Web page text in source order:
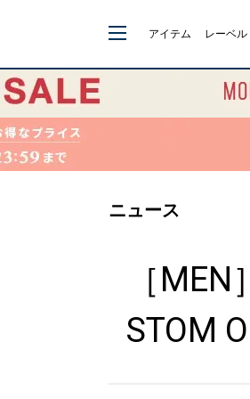
アイテム レーベル
ニュース
［
STOM